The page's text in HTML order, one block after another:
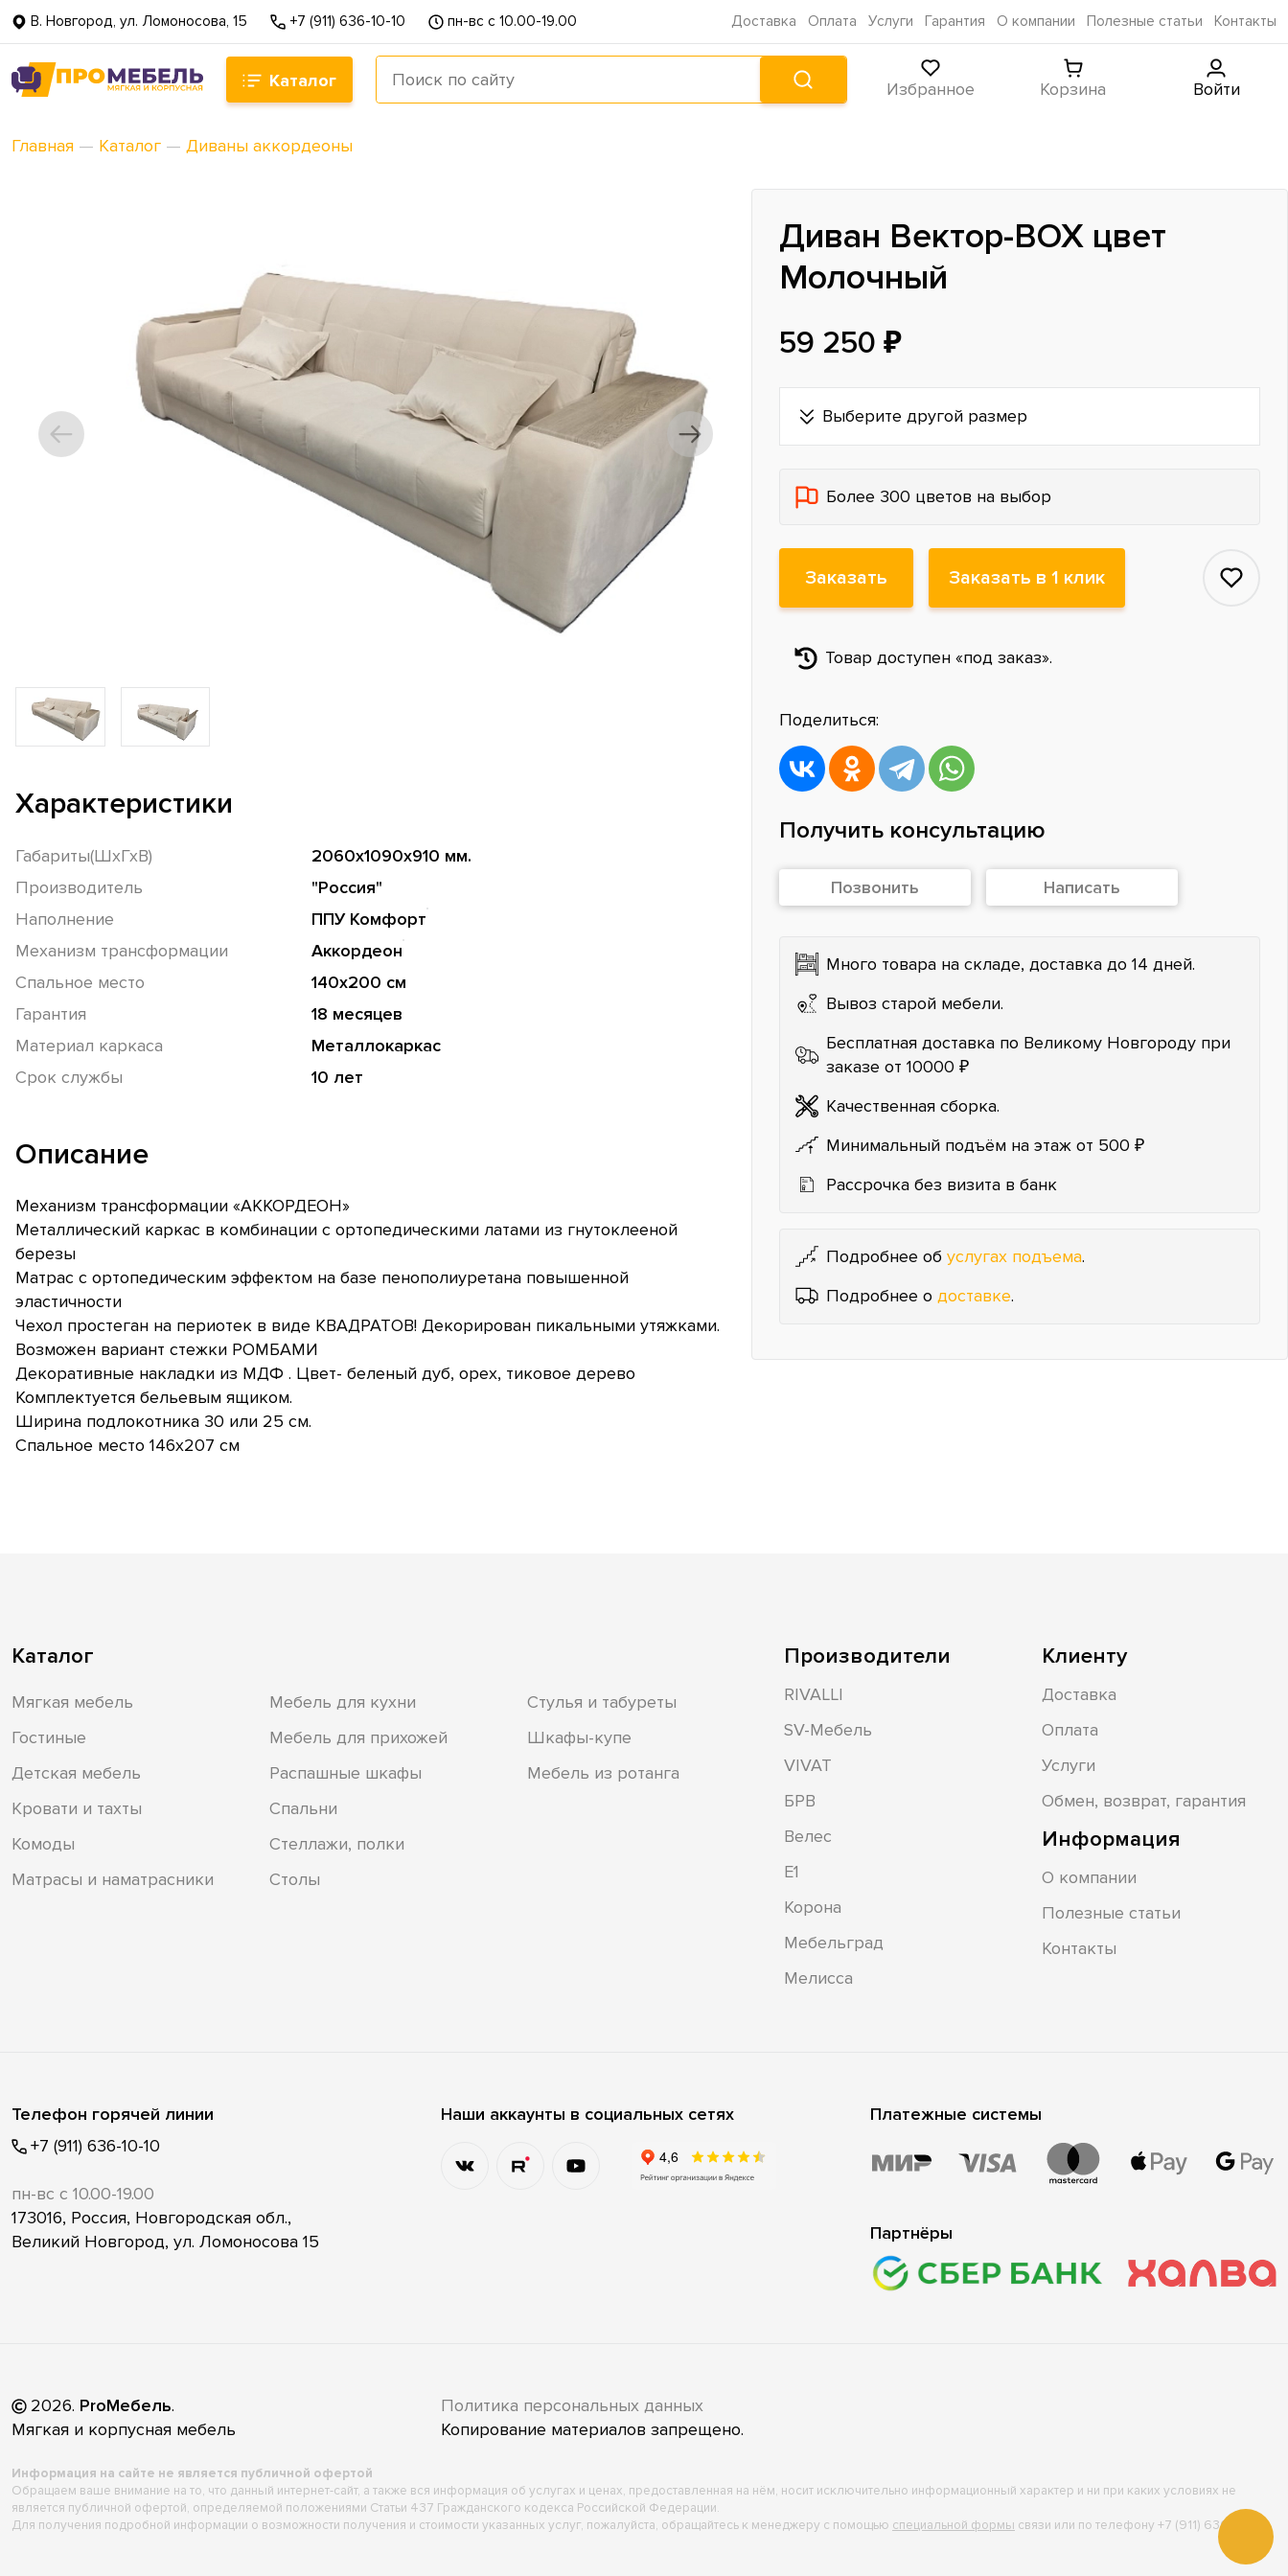
В. Новгород, ул. Ломоносова, 15 +7 (911) 636-10-10 пн-вс с 10.00-19.00 Доставка Оплата Услуги Гарантия О компании Полезные статьи Контакты
Каталог Избранное Корзина Войти
Главная — Каталог — Диваны аккордеоны
Диван Вектор-BOX цвет
Молочный
59 250 ₽
Выберите другой размер
Более 300 цветов на выбор
Заказать Заказать в 1 клик
Товар доступен «под заказ».
Поделиться:
Получить консультацию
Позвонить Написать
Много товара на складе, доставка до 14 дней.
Вывоз старой мебели.
Бесплатная доставка по Великому Новгороду при
заказе от 10000 ₽
Качественная сборка.
Минимальный подъём на этаж от 500 ₽
Рассрочка без визита в банк
Подробнее об услугах подъема.
Подробнее о доставке.
Характеристики
Габариты(ШхГхВ)
2060х1090х910 мм.
Производитель
"Россия"
Наполнение
ППУ Комфорт
Механизм трансформации
Аккордеон
Спальное место
140х200 см
Гарантия
18 месяцев
Материал каркаса
Металлокаркас
Срок службы
10 лет
Описание
Механизм трансформации «АККОРДЕОН»
Металлический каркас в комбинации с ортопедическими латами из гнутоклееной
березы
Матрас с ортопедическим эффектом на базе пенополиуретана повышенной
эластичности
Чехол простеган на периотек в виде КВАДРАТОВ! Декорирован пикальными утяжками.
Возможен вариант стежки РОМБАМИ
Декоративные накладки из МДФ . Цвет- беленый дуб, орех, тиковое дерево
Комплектуется бельевым ящиком.
Ширина подлокотника 30 или 25 см.
Спальное место 146х207 см
Каталог
Мягкая мебель
Гостиные
Детская мебель
Кровати и тахты
Комоды
Матрасы и наматрасники
Мебель для кухни
Мебель для прихожей
Распашные шкафы
Спальни
Стеллажи, полки
Столы
Стулья и табуреты
Шкафы-купе
Мебель из ротанга
Производители
RIVALLI
SV-Мебель
VIVAT
БРВ
Велес
Е1
Корона
Мебельград
Мелисса
Клиенту
Доставка
Оплата
Услуги
Обмен, возврат, гарантия
Информация
О компании
Полезные статьи
Контакты
Телефон горячей линии
+7 (911) 636-10-10
пн-вс с 10.00-19.00
173016, Россия, Новгородская обл.,
Великий Новгород, ул. Ломоносова 15
Наши аккаунты в социальных сетях Платежные системы
Партнёры
2026. ProМебель.
Мягкая и корпусная мебель
Политика персональных данных
Копирование материалов запрещено.
Информация на сайте не является публичной офертой
Обращаем ваше внимание на то, что данный интернет-сайт, а также вся информация об услугах и ценах, предоставленная на нём, носит исключительно информационный характер и ни при каких условиях не
является публичной офертой, определяемой положениями Статьи 437 Гражданского кодекса Российской Федерации.
Для получения подробной информации о возможности получения и стоимости указанных услуг, пожалуйста, обращайтесь к менеджеру с помощью специальной формы связи или по телефону +7 (911) 636-10-10